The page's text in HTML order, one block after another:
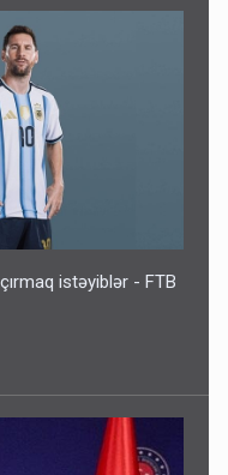
istəyiblər - FTB